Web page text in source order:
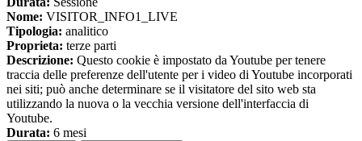
Nome: VISITOR_INFO1_LIVE
Tipologia: analitico
Proprieta: terze parti
Descrizione: Questo cookie è impostato da Youtube per tenere
traccia delle preferenze dell'utente per i video di Youtube incorporati
nei siti; può anche determinare se il visitatore del sito web sta
utilizzando la nuova o la vecchia versione dell'interfaccia di
Youtube.
Durata: 6 mesi